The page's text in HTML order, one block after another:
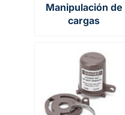
Manipulación de
cargas